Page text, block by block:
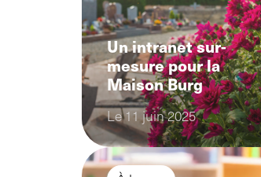
Un intranet sur-
mesure pour la
Maison Burg
Le 11 juin 2025